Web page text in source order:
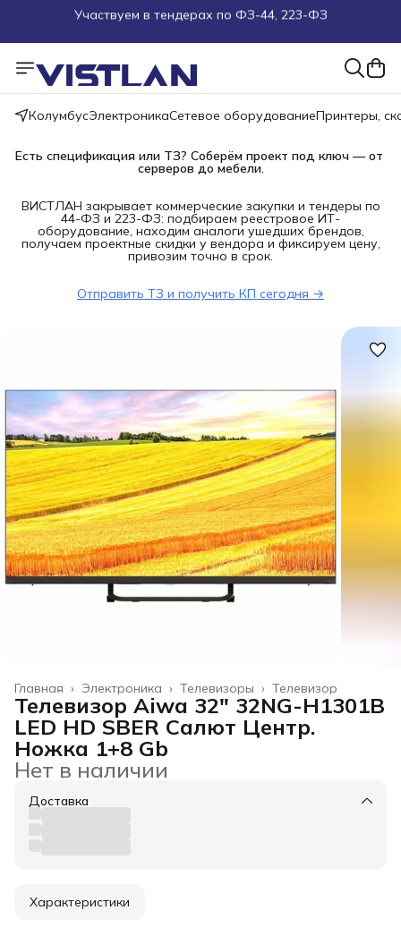
Пуско-наладочные работы
Пришлите запрос на e-mail или в чат
Более 100 000 позиций в наличии и под заказ
КолумбусЭлектроникаСетевое оборудованиеПринтеры,
Есть спецификация или ТЗ? Соберём проект под ключ — от
серверов до мебели.
ВИСТЛАН закрывает коммерческие закупки и тендеры по
44-ФЗ и 223-ФЗ: подбираем реестровое ИТ-
оборудование, находим аналоги ушедших брендов,
получаем проектные скидки у вендора и фиксируем цену,
привозим точно в срок.
Отправить ТЗ и получить КП сегодня →
Телевизор
Телевизоры ›
Электроника ›
Главная ›
Телевизор Aiwa 32" 32NG-H1301B
LED HD SBER Салют Центр.
Ножка 1+8 Gb
Нет в наличии
Доставка
Характеристики